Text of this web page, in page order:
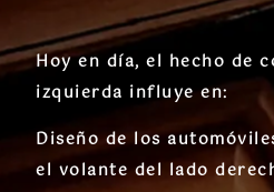
Hoy en día, el hecho de
izquierda influye en:
Diseño de los
el volante del lado